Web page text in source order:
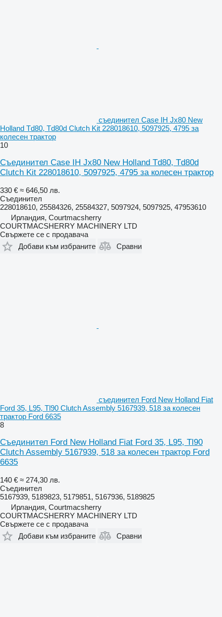
съединител Case IH Jx80 New
Holland Td80, Td80d Clutch Kit 228018610, 5097925, 4795 за
колесен трактор
10
Съединител Case IH Jx80 New Holland Td80, Td80d
Clutch Kit 228018610, 5097925, 4795 за колесен трактор
330 € ≈ 646,50 лв.
Съединител
228018610, 25584326, 25584327, 5097924, 5097925, 47953610
Ирландия, Courtmacsherry
COURTMACSHERRY MACHINERY LTD
Свържете се с продавача
Добави към избраните
Сравни
съединител Ford New Holland Fiat
Ford 35, L95, Tl90 Clutch Assembly 5167939, 518 за колесен
трактор Ford 6635
8
Съединител Ford New Holland Fiat Ford 35, L95, Tl90
Clutch Assembly 5167939, 518 за колесен трактор Ford
6635
140 € ≈ 274,30 лв.
Съединител
5167939, 5189823, 5179851, 5167936, 5189825
Ирландия, Courtmacsherry
COURTMACSHERRY MACHINERY LTD
Свържете се с продавача
Добави към избраните
Сравни